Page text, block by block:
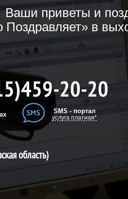
Ваши приветы и
Поздравляет» в
20-20
SMS - портал
услуга платная*
область)